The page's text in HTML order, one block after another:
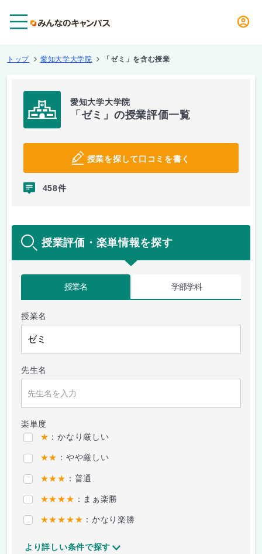
トップ 愛知大学大学院 「ゼミ」を含む授業
愛知大学大学院
「ゼミ」の授業評価一覧
授業を探して口コミを書く
458件
授業評価・楽単情報を探す
授業名 学部学科
授業名
先生名
楽単度
★ ：かなり厳しい
★★ ：やや厳しい
★★★ ：普通
★★★★ ：まぁ楽勝
★★★★★ ：かなり楽勝
より詳しい条件で探す